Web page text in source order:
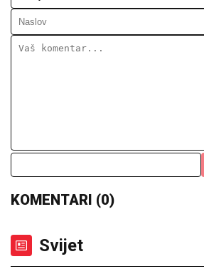
KOMENTARI (0)
Svijet